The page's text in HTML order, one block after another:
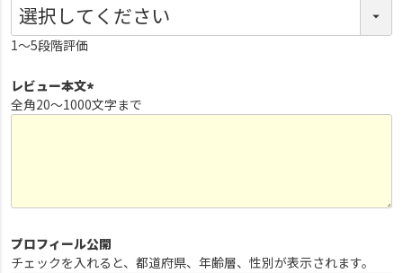
(
必
須
1～5段階評価
レビュー本文
(
全角20～1000文字まで
プロフィール公開
チェックを入れると、都道府県、年齢層、性別が表示されます。